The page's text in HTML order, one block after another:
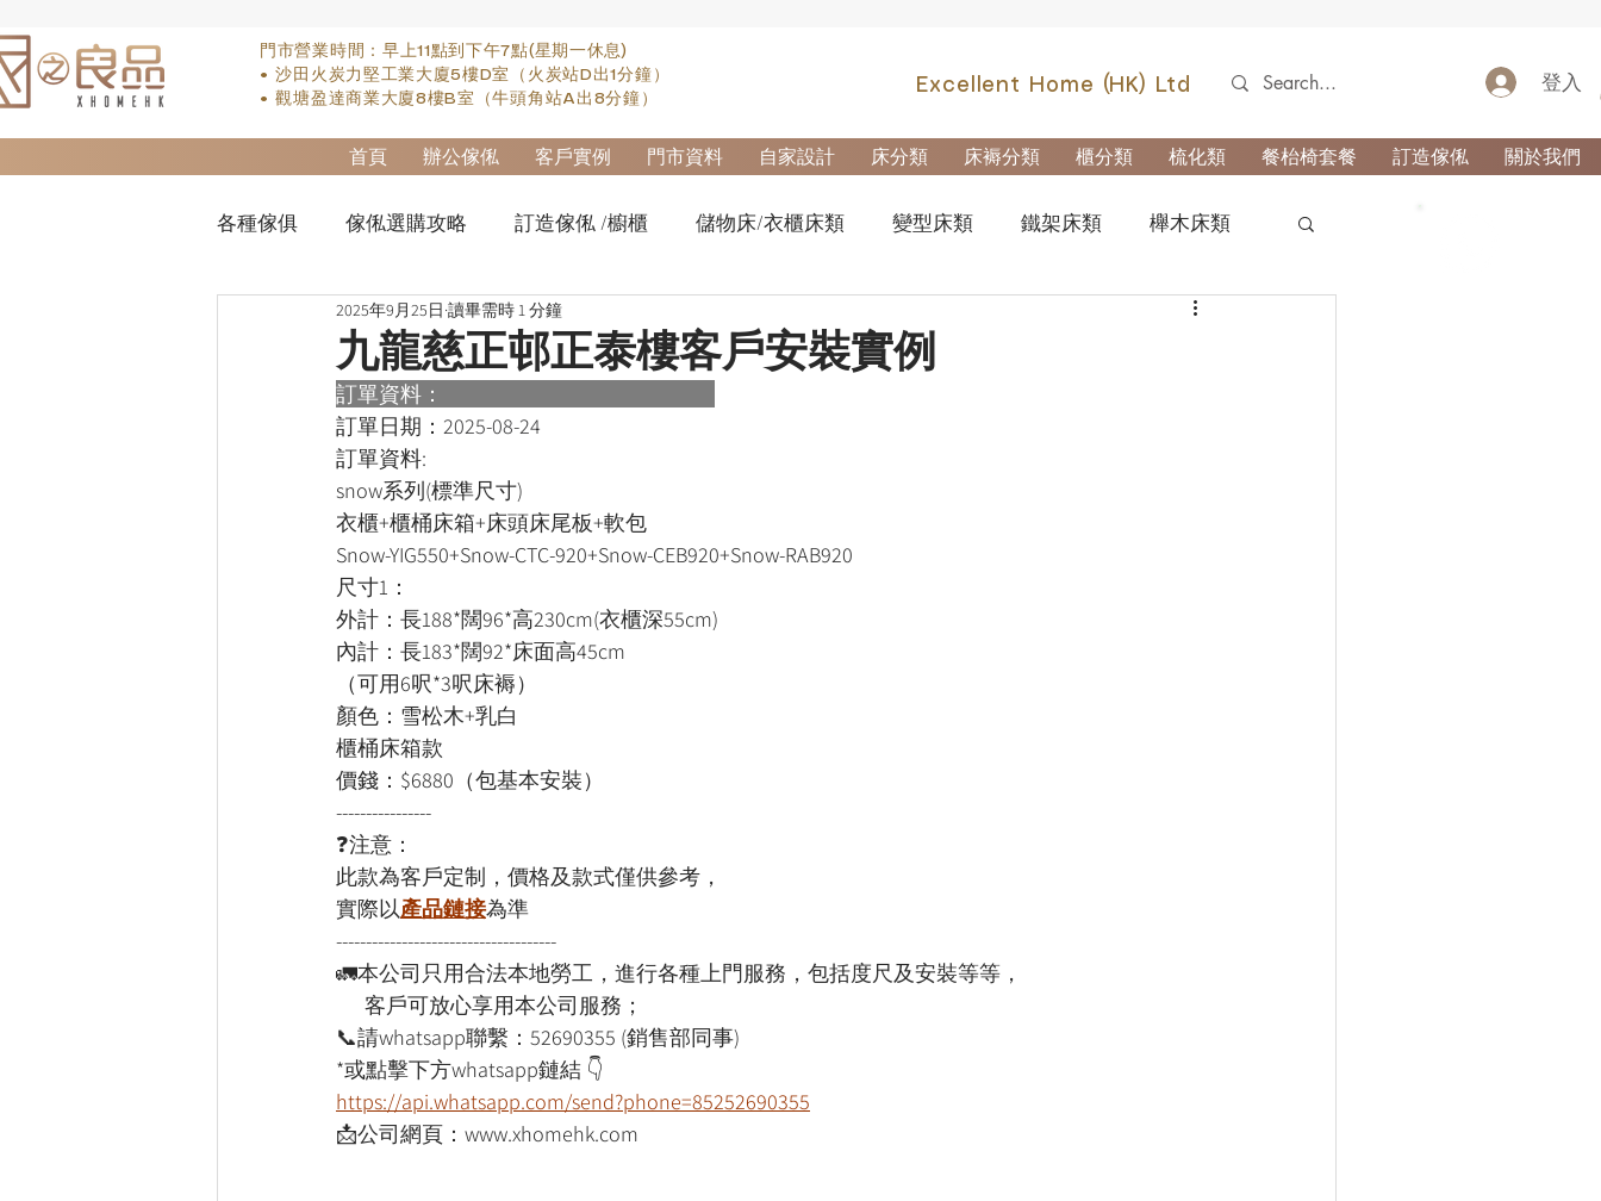
門市營業時間：早上11點到下午7點(星期一休息)
• 沙田火炭力堅工業大廈5樓D室（火炭站D出1分鐘）
• 觀塘盈達商業大廈8樓B室（牛頭角站A出8分鐘）
Excellent Home (HK) Ltd 登入
首頁 辦公傢俬 客戶實例 門市資料 自家設計 床分類 床褥分類 櫃分類 梳化類 餐枱椅套餐 訂造傢俬 關於我們
各種傢俱 傢俬選購攻略 訂造傢俬 /櫥櫃 儲物床/衣櫃床類 變型床類 鐵架床類 櫸木床類
實木床類 櫃-衣櫃 sofa類 櫃-玄關櫃
床褥類 檯類 櫃-鋼製文件櫃
九龍慈正邨正泰樓客戶安裝實例
2025年9月25日 讀畢需時 1 分鐘
訂單資料：
訂單日期： 2025-08-24
訂單資料:
snow系列(標準尺寸)
衣櫃+櫃桶床箱+床頭床尾板+軟包
Snow-YIG550+Snow-CTC-920+Snow-CEB920+Snow-RAB920
尺寸1：
外計：長188*闊96*高230cm(衣櫃深55cm)
內計：長183*闊92*床面高45cm
（可用6呎*3呎床褥）
顏色：雪松木+乳白
櫃桶床箱款
價錢：$6880（包基本安裝）
----------------
❓注意：
此款為客戶定制，價格及款式僅供參考，
實際以產品鏈接為準
-------------------------------------
🚛本公司只用合法本地勞工，進行各種上門服務，包括度尺及安裝等等，
客戶可放心享用本公司服務；
📞請whatsapp聯繫：52690355 (銷售部同事)
*或點擊下方whatsapp鏈結 👇
https://api.whatsapp.com/send?phone=85252690355
📩公司網頁：www.xhomehk.com